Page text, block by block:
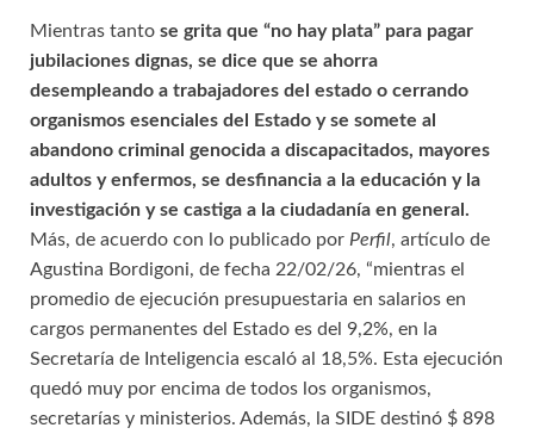
Mientras tanto se grita que “no hay plata” para pagar
jubilaciones dignas, se dice que se ahorra
desempleando a trabajadores del estado o cerrando
organismos esenciales del Estado y se somete al
abandono criminal genocida a discapacitados, mayores
adultos y enfermos, se desfinancia a la educación y la
investigación y se castiga a la ciudadanía en general.
Más, de acuerdo con lo publicado por Perfil, artículo de
Agustina Bordigoni, de fecha 22/02/26, “mientras el
promedio de ejecución presupuestaria en salarios en
cargos permanentes del Estado es del 9,2%, en la
Secretaría de Inteligencia escaló al 18,5%. Esta ejecución
quedó muy por encima de todos los organismos,
secretarías y ministerios. Además, la SIDE destinó $ 898